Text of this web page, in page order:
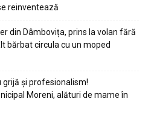
reinventează
din Dâmbovița, prins la volan fără
bărbat circula cu un moped
grijă și profesionalism!
Moreni, alături de mame în